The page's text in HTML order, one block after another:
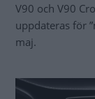
V90 och V90
uppdateras för
maj.